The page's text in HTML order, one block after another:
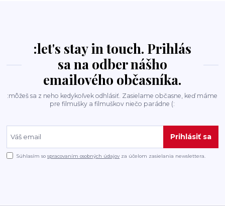
:let's stay in touch. Prihlás
sa na odber nášho
emailového občasníka.
:môžeš sa z neho kedykoľvek odhlásiť. Zasielame občasne, keď máme
pre filmušky a filmuškov niečo parádne (:
Prihlásiť sa
Súhlasím sospracovaním osobných údajov za účelom zasielania newslettera.